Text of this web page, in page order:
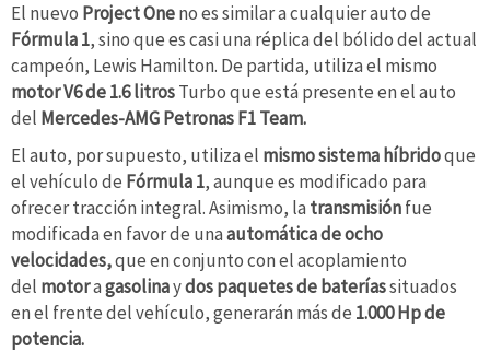
El nuevo Project Oneno es similar a cualquier auto de
Fórmula 1, sino que es casi una réplica del bólido del actual
campeón, Lewis Hamilton. De partida, utiliza el mismo
motor V6 de 1.6 litrosTurbo que está presente en el auto
del Mercedes-AMG Petronas F1 Team.
El auto, por supuesto, utiliza el mismo sistema híbridoque
el vehículo de Fórmula 1, aunque es modificado para
ofrecer tracción integral. Asimismo, la transmisiónfue
modificada en favor de unaautomática de ocho
velocidades,que en conjunto con el acoplamiento
del motoragasolinaydos paquetes de bateríassituados
en el frente del vehículo, generarán más de 1.000 Hp de
potencia.